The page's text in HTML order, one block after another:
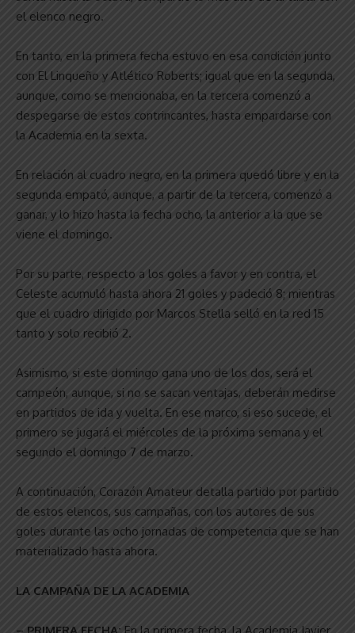
el elenco negro.
En tanto, en la primera fecha estuvo en esa condición junto
con El Linqueño y Atlético Roberts; igual que en la segunda,
aunque, como se mencionaba, en la tercera comenzó a
despegarse de estos contrincantes, hasta empardarse con
la Academia en la sexta.
En relación al cuadro negro, en la primera quedó libre y en la
segunda empató, aunque, a partir de la tercera, comenzó a
ganar, y lo hizo hasta la fecha ocho, la anterior a la que se
viene el domingo.
Por su parte, respecto a los goles a favor y en contra, el
Celeste acumuló hasta ahora 21 goles y padeció 8; mientras
que el cuadro dirigido por Marcos Stella selló en la red 15
tanto y solo recibió 2.
Asimismo, si este domingo gana uno de los dos, será el
campeón, aunque, si no se sacan ventajas, deberán medirse
en partidos de ida y vuelta. En ese marco, si eso sucede, el
primero se jugará el miércoles de la próxima semana y el
segundo el domingo 7 de marzo.
A continuación, Corazón Amateur detalla partido por partido
de estos elencos, sus campañas, con los autores de sus
goles durante las ocho jornadas de competencia que se han
materializado hasta ahora.
LA CAMPAÑA DE LA ACADEMIA
– PRIMERA FECHA: En la primera fecha, la Academia Javier